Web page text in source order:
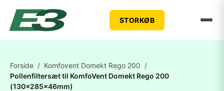
STORKØB
Forside / Komfovent Domekt Rego 200 /
Pollenfiltersæt til KomfoVent Domekt Rego 200
(130x285x46mm)